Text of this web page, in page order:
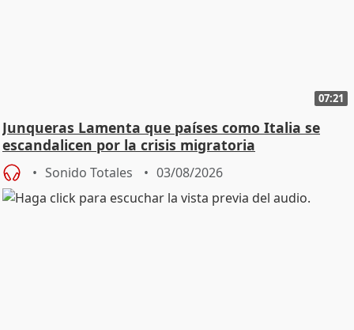
07:21
Junqueras Lamenta que países como Italia se
escandalicen por la crisis migratoria
Sonido Totales 03/08/2026